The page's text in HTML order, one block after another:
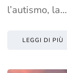
l’autismo, la…
LEGGI DI PIÙ